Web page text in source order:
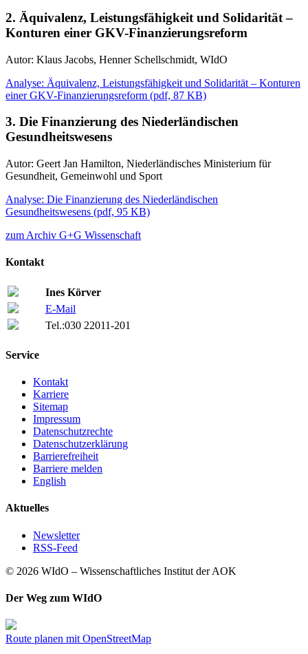
2. Äquivalenz, Leistungsfähigkeit und Solidarität –
Konturen einer GKV-Finanzierungsreform
Autor: Klaus Jacobs, Henner Schellschmidt, WIdO
Analyse: Äquivalenz, Leistungsfähigkeit und Solidarität – Konturen
einer GKV-Finanzierungsreform (pdf, 87 KB)
3. Die Finanzierung des Niederländischen
Gesundheitswesens
Autor: Geert Jan Hamilton, Niederländisches Ministerium für
Gesundheit, Gemeinwohl und Sport
Analyse: Die Finanzierung des Niederländischen
Gesundheitswesens (pdf, 95 KB)
zum Archiv G+G Wissenschaft
Kontakt
Ines Körver
E-Mail
Tel.:030 22011-201
Service
Kontakt
Karriere
Sitemap
Impressum
Datenschutzrechte
Datenschutzerklärung
Barrierefreiheit
Barriere melden
English
Aktuelles
Newsletter
RSS-Feed
© 2026 WIdO – Wissenschaftliches Institut der AOK
Der Weg zum WIdO
Route planen mit OpenStreetMap